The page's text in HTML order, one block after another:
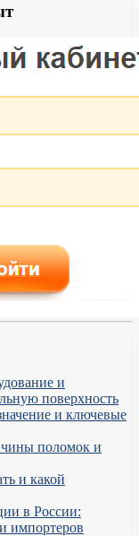
и
поверхность
и ключевые
поломок и
и какой
в России:
импортеров